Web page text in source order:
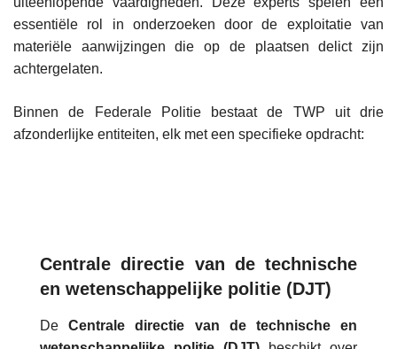
essentiële rol in onderzoeken door de exploitatie van
materiële aanwijzingen die op de plaatsen delict zijn
achtergelaten.
Binnen de Federale Politie bestaat de TWP uit drie
afzonderlijke entiteiten, elk met een specifieke opdracht:
Centrale directie van de technische
en wetenschappelijke politie (DJT)
DeCentrale directie van de technische en